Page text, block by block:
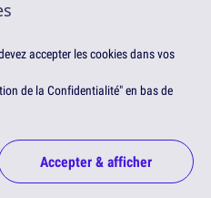
accepter les cookies dans vos
de la Confidentialité" en bas de
Accepter & afficher